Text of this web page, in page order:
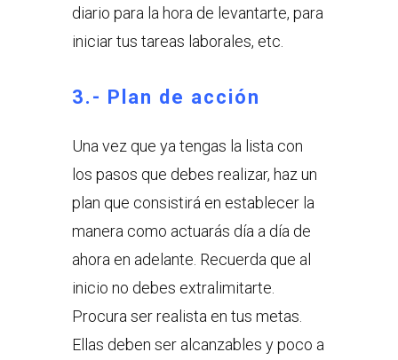
diario para la hora de levantarte, para
iniciar tus tareas laborales, etc.
3.- Plan de acción
Una vez que ya tengas la lista con
los pasos que debes realizar, haz un
plan que consistirá en establecer la
manera como actuarás día a día de
ahora en adelante. Recuerda que al
inicio no debes extralimitarte.
Procura ser realista en tus metas.
Ellas deben ser alcanzables y poco a